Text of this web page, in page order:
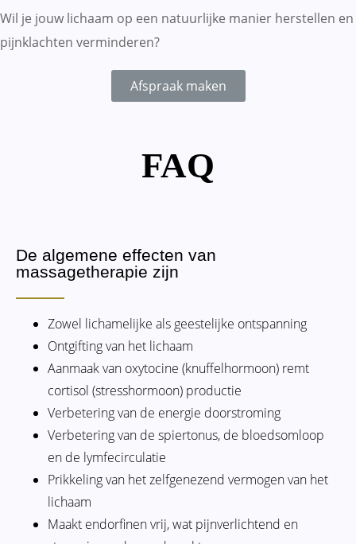
Wil je jouw lichaam op een natuurlijke manier herstellen en
pijnklachten verminderen?
Afspraak maken
FAQ
De algemene effecten van
massagetherapie zijn
Zowel lichamelijke als geestelijke ontspanning
Ontgifting van het lichaam
Aanmaak van oxytocine (knuffelhormoon) remt
cortisol (stresshormoon) productie
Verbetering van de energie doorstroming
Verbetering van de spiertonus, de bloedsomloop
en de lymfecirculatie
Prikkeling van het zelfgenezend vermogen van het
lichaam
Maakt endorfinen vrij, wat pijnverlichtend en